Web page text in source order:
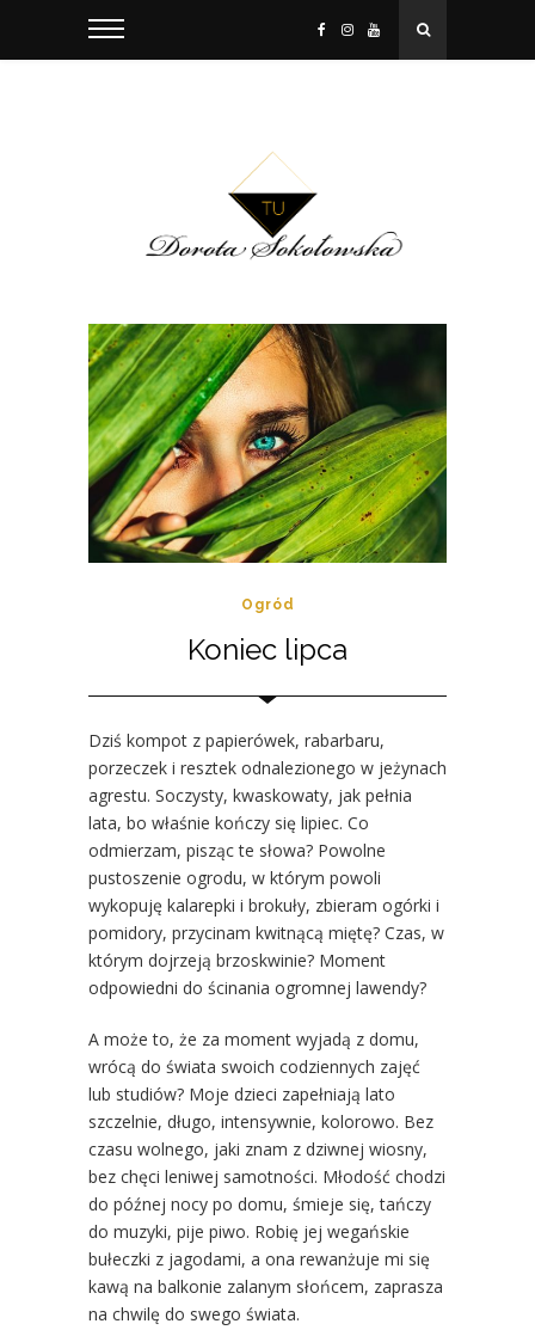
Ogród
Koniec lipca
Dziś kompot z papierówek, rabarbaru,
porzeczek i resztek odnalezionego w jeżynach
agrestu. Soczysty, kwaskowaty, jak pełnia
lata, bo właśnie kończy się lipiec. Co
odmierzam, pisząc te słowa? Powolne
pustoszenie ogrodu, w którym powoli
wykopuję kalarepki i brokuły, zbieram ogórki i
pomidory, przycinam kwitnącą miętę? Czas, w
którym dojrzeją brzoskwinie? Moment
odpowiedni do ścinania ogromnej lawendy?
A może to, że za moment wyjadą z domu,
wrócą do świata swoich codziennych zajęć
lub studiów? Moje dzieci zapełniają lato
szczelnie, długo, intensywnie, kolorowo. Bez
czasu wolnego, jaki znam z dziwnej wiosny,
bez chęci leniwej samotności. Młodość chodzi
do późnej nocy po domu, śmieje się, tańczy
do muzyki, pije piwo. Robię jej wegańskie
bułeczki z jagodami, a ona rewanżuje mi się
kawą na balkonie zalanym słońcem, zaprasza
na chwilę do swego świata.